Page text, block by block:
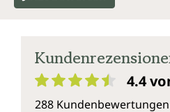
Vegan und ohne
Farbstoffen, Stabilisatoren,
sonstigen unerwünschten
Gentechnik, laktosefrei,
4.4
288 Kundenbewertungen